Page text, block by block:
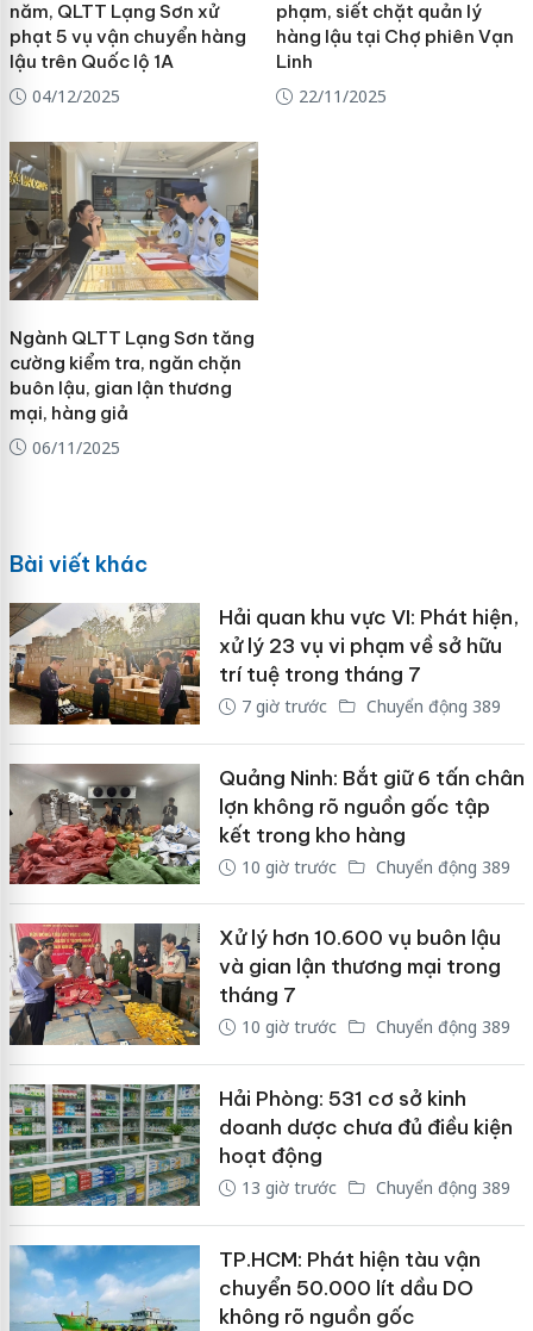
năm, QLTT Lạng Sơn xử
phạt 5 vụ vận chuyển hàng
lậu trên Quốc lộ 1A
04/12/2025
phạm, siết chặt quản lý
hàng lậu tại Chợ phiên Vạn
Linh
22/11/2025
Ngành QLTT Lạng Sơn tăng
cường kiểm tra, ngăn chặn
buôn lậu, gian lận thương
mại, hàng giả
06/11/2025
Bài viết khác
Hải quan khu vực VI: Phát hiện,
xử lý 23 vụ vi phạm về sở hữu
trí tuệ trong tháng 7
7 giờ trước Chuyển động 389
Quảng Ninh: Bắt giữ 6 tấn chân
lợn không rõ nguồn gốc tập
kết trong kho hàng
10 giờ trước Chuyển động 389
Xử lý hơn 10.600 vụ buôn lậu
và gian lận thương mại trong
tháng 7
10 giờ trước Chuyển động 389
Hải Phòng: 531 cơ sở kinh
doanh dược chưa đủ điều kiện
hoạt động
13 giờ trước Chuyển động 389
TP.HCM: Phát hiện tàu vận
chuyển 50.000 lít dầu DO
không rõ nguồn gốc